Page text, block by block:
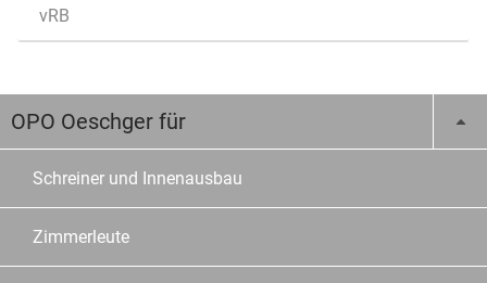
vRB
OPO Oeschger für
Schreiner und Innenausbau
Zimmerleute